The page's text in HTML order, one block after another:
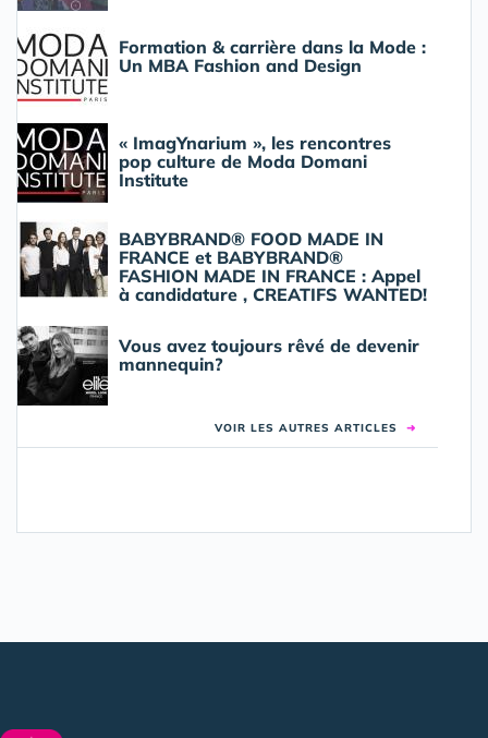
Formation & carrière dans la Mode :
Un MBA Fashion and Design
« ImagYnarium », les rencontres
pop culture de Moda Domani
Institute
BABYBRAND® FOOD MADE IN
FRANCE et BABYBRAND®
FASHION MADE IN FRANCE : Appel
à candidature , CREATIFS WANTED!
Vous avez toujours rêvé de devenir
mannequin?
VOIR LES AUTRES ARTICLES ➜